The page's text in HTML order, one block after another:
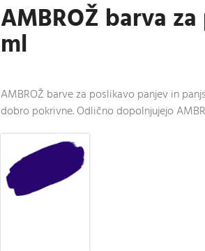
AMBROŽ barva
ml
AMBROŽ barve za poslikavo panjev in
dobro pokrivne. Odlično dopolnjujejo